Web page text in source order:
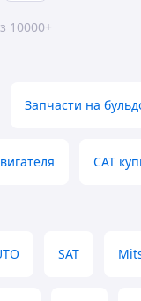
10000+
Запчасти на
CAT
SAT